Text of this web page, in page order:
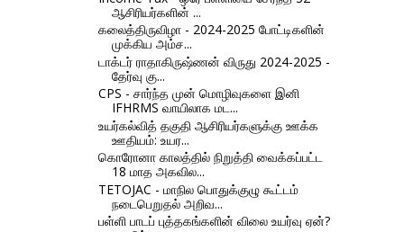
ஆசிரியர்களின் ...
கலைத்திருவிழா - 2024-2025 போட்டிகளின்
முக்கிய அம்ச...
டாக்டர் ராதாகிருஷ்ணன் விருது 2024-2025 -
தேர்வு கு...
CPS - சார்ந்த முன் மொழிவுகளை இனி
IFHRMS வாயிலாக மட...
உயர்கல்வித் தகுதி ஆசிரியர்களுக்கு ஊக்க
ஊதியம்: உயர...
கொரோனா காலத்தில் நிறுத்தி வைக்கப்பட்ட
18 மாத அகவில...
TETOJAC - மாநில பொதுக்குழு கூட்டம்
நடைபெறுதல் அறிவ...
பள்ளி பாடப் புத்தகங்களின் விலை உயர்வு ஏன்?